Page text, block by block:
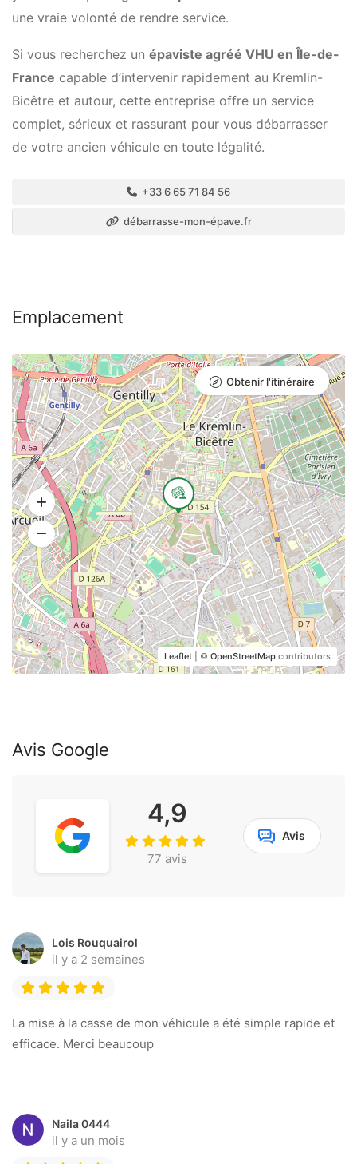
une vraie volonté de rendre service.
Si vous recherchez un épaviste agréé VHU en Île-de-
France capable d’intervenir rapidement au Kremlin-
Bicêtre et autour, cette entreprise offre un service
complet, sérieux et rassurant pour vous débarrasser
de votre ancien véhicule en toute légalité.
+33 6 65 71 84 56
débarrasse-mon-épave.fr
Emplacement
Leaflet | © OpenStreetMap contributors
Obtenir l'itinéraire
Avis Google
4,9
77 avis
Avis
Lois Rouquairol
il y a 2 semaines
La mise à la casse de mon véhicule a été simple rapide et
efficace. Merci beaucoup
Naila 0444
il y a un mois